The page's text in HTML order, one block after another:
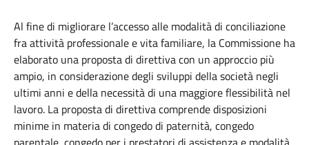
Al fine di migliorare l’accesso alle modalità di conciliazione
fra attività professionale e vita familiare, la Commissione ha
elaborato una proposta di direttiva con un approccio più
ampio, in considerazione degli sviluppi della società negli
ultimi anni e della necessità di una maggiore flessibilità nel
lavoro. La proposta di direttiva comprende disposizioni
minime in materia di congedo di paternità, congedo